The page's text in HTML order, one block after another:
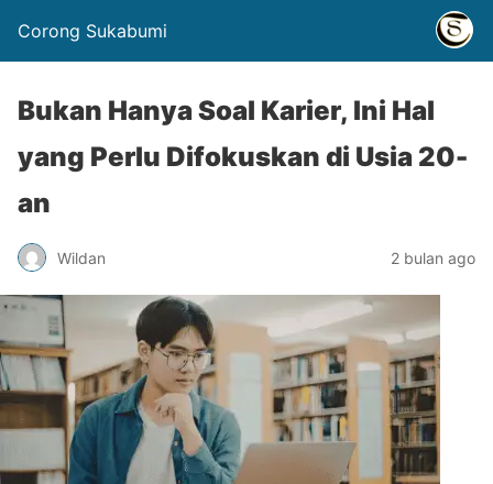
Corong Sukabumi
Bukan Hanya Soal Karier, Ini Hal
yang Perlu Difokuskan di Usia 20-
an
Wildan 2 bulan ago